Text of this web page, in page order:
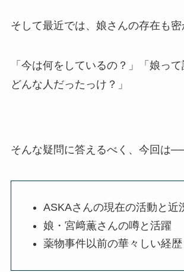
そして最近では、娘さんの存在も密
「今は何をしているの？」「娘っ
どんな人だったっけ？」
そんな疑問に答えるべく、今回は
ASKAさんの現在の活動と近
娘・宮﨑薫さんの噂と活躍
薬物事件以前の華々しい経歴